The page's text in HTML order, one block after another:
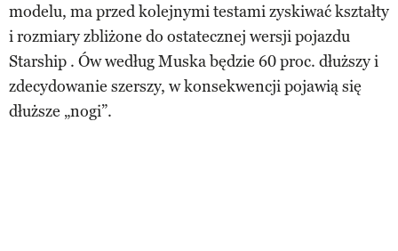
modelu, ma przed kolejnymi testami zyskiwać kształty
i rozmiary zbliżone do ostatecznej wersji pojazdu
Starship . Ów według Muska będzie 60 proc. dłuższy i
zdecydowanie szerszy, w konsekwencji pojawią się
dłuższe „nogi”.